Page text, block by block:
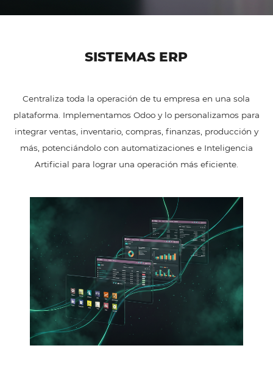
SISTEMAS ERP
Centraliza toda la operación de tu empresa en una sola
plataforma. Implementamos Odoo y lo personalizamos para
integrar ventas, inventario, compras, finanzas, producción y
más, potenciándolo con automatizaciones e Inteligencia
Artificial para lograr una operación más eficiente.